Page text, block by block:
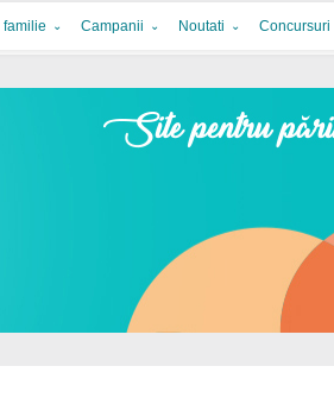
familie Campanii Noutati Concursuri